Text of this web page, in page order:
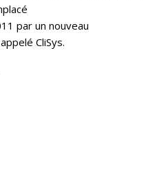
par un nouveau
CliSys.